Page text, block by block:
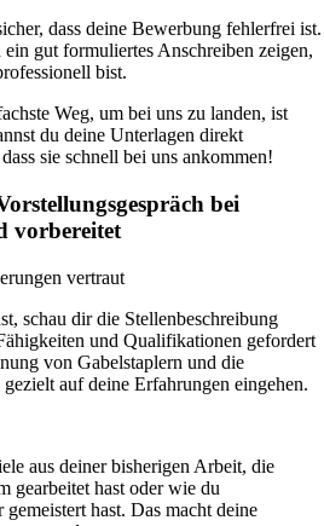
dass deine Bewerbung fehlerfrei ist.
gut formuliertes Anschreiben zeigen,
bist.
Weg, um bei uns zu landen, ist
du deine Unterlagen direkt
sie schnell bei uns ankommen!
bei
vorbereitet
vertraut
schau dir die Stellenbeschreibung
und Qualifikationen gefordert
von Gabelstaplern und die
auf deine Erfahrungen eingehen.
aus deiner bisherigen Arbeit, die
gearbeitet hast oder wie du
hast. Das macht deine